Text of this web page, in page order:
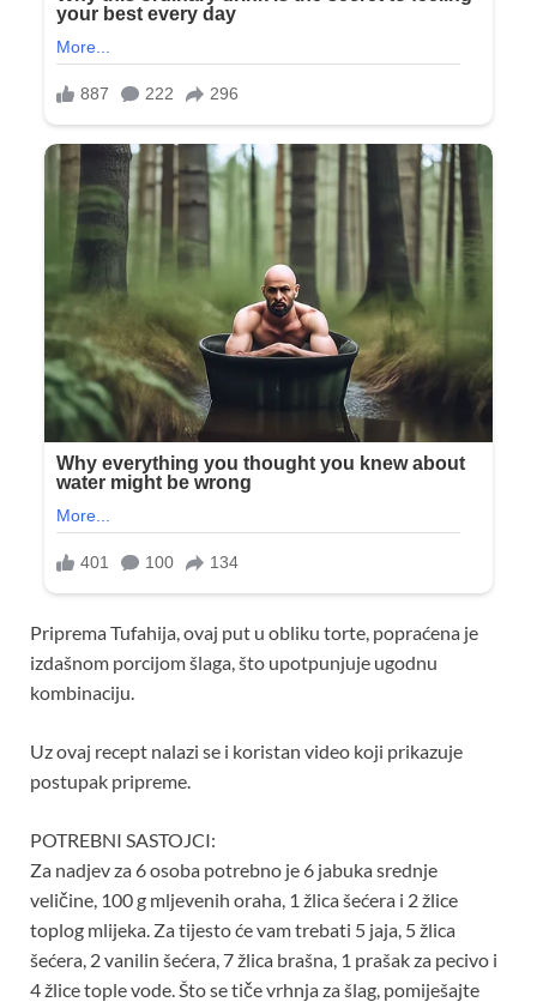
Priprema Tufahija, ovaj put u obliku torte, popraćena je
izdašnom porcijom šlaga, što upotpunjuje ugodnu
kombinaciju.
Uz ovaj recept nalazi se i koristan video koji prikazuje
postupak pripreme.
POTREBNI SASTOJCI:
Za nadjev za 6 osoba potrebno je 6 jabuka srednje
veličine, 100 g mljevenih oraha, 1 žlica šećera i 2 žlice
toplog mlijeka. Za tijesto će vam trebati 5 jaja, 5 žlica
šećera, 2 vanilin šećera, 7 žlica brašna, 1 prašak za pecivo i
4 žlice tople vode. Što se tiče vrhnja za šlag, pomiješajte